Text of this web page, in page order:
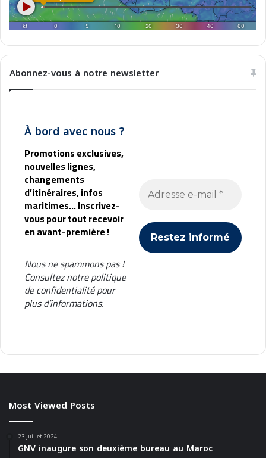
Abonnez-vous à notre newsletter
À bord avec nous ?
Promotions exclusives,
nouvelles lignes,
changements
d’itinéraires, infos
maritimes... Inscrivez-
vous pour tout recevoir
en avant-première !
Nous ne spammons pas !
Consultez notrepolitique
de confidentialitépour
plus d’informations.
Most Viewed Posts
23 juillet 2024
GNV inaugure son deuxième bureau au Maroc